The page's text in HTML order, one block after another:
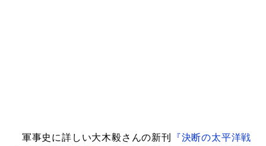
軍事史に詳しい大木毅さんの新刊
『決断の太平洋戦